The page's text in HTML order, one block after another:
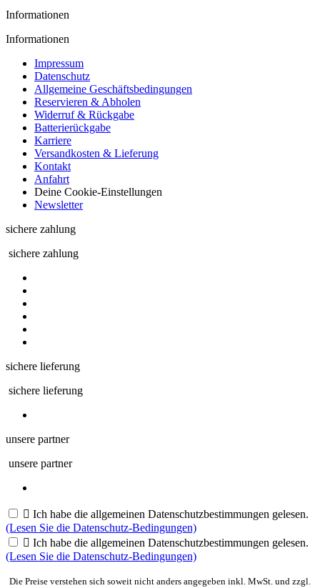
Informationen
Informationen
Impressum
Datenschutz
Allgemeine Geschäftsbedingungen
Reservieren & Abholen
Widerruf & Rückgabe
Batterierückgabe
Karriere
Versandkosten & Lieferung
Kontakt
Anfahrt
Deine Cookie-Einstellungen
Newsletter
sichere zahlung
sichere zahlung
sichere lieferung
sichere lieferung
unsere partner
unsere partner
 Ich habe die allgemeinen Datenschutzbestimmungen gelesen.
(Lesen Sie die Datenschutz-Bedingungen)
 Ich habe die allgemeinen Datenschutzbestimmungen gelesen.
(Lesen Sie die Datenschutz-Bedingungen)
Die Preise verstehen sich soweit nicht anders angegeben inkl. MwSt. und zzgl.